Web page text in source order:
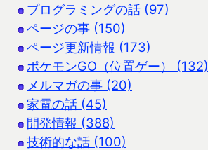
プログラミングの話 (97)
ページの事 (150)
ページ更新情報 (173)
ポケモンGO（位置ゲー） (132)
メルマガの事 (20)
家電の話 (45)
開発情報 (388)
技術的な話 (100)